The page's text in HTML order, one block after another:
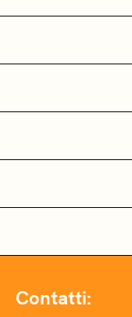
Contatti: